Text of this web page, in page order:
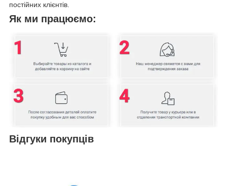
постійних клієнтів.
Як ми працюємо:
Відгуки покупців